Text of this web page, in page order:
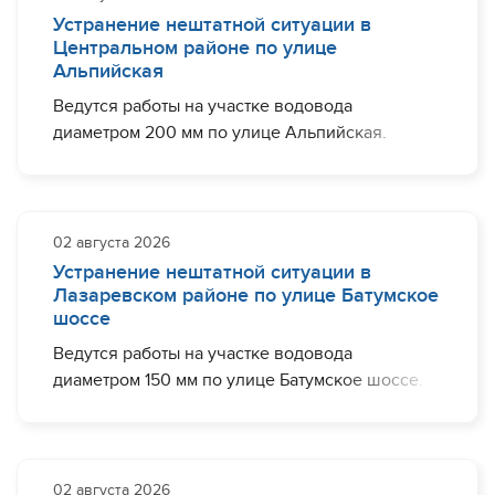
подписывайтесь на наш канал в Max по
ссылкеhttps://max.ru/id2320242443_gos
ряда домов (частично): пос. Волковка
планируется до 12:00.
деятельности МУП г. Сочи "Водоканал" и
оперативной информации об отключениях -
подписывайтесь на наш канал в Max по
Устранение нештатной ситуации в
Центральном районе по улице
Альпийская
Ведутся работы на участке водовода
диаметром 200 мм по улице Альпийская.
ряда домов по улицам Альпийская, пер.
Докучаева, Красная, Севастопольская,
Мичурина, пер. Севастопольский, Чапаева,
Устранение нештатной ситуации в
Лазаревском районе по улице Батумское
шоссе
02 августа 2026
Ведутся работы на участке водовода
диаметром 150 мм по улице Батумское шоссе.
02 августа 2026